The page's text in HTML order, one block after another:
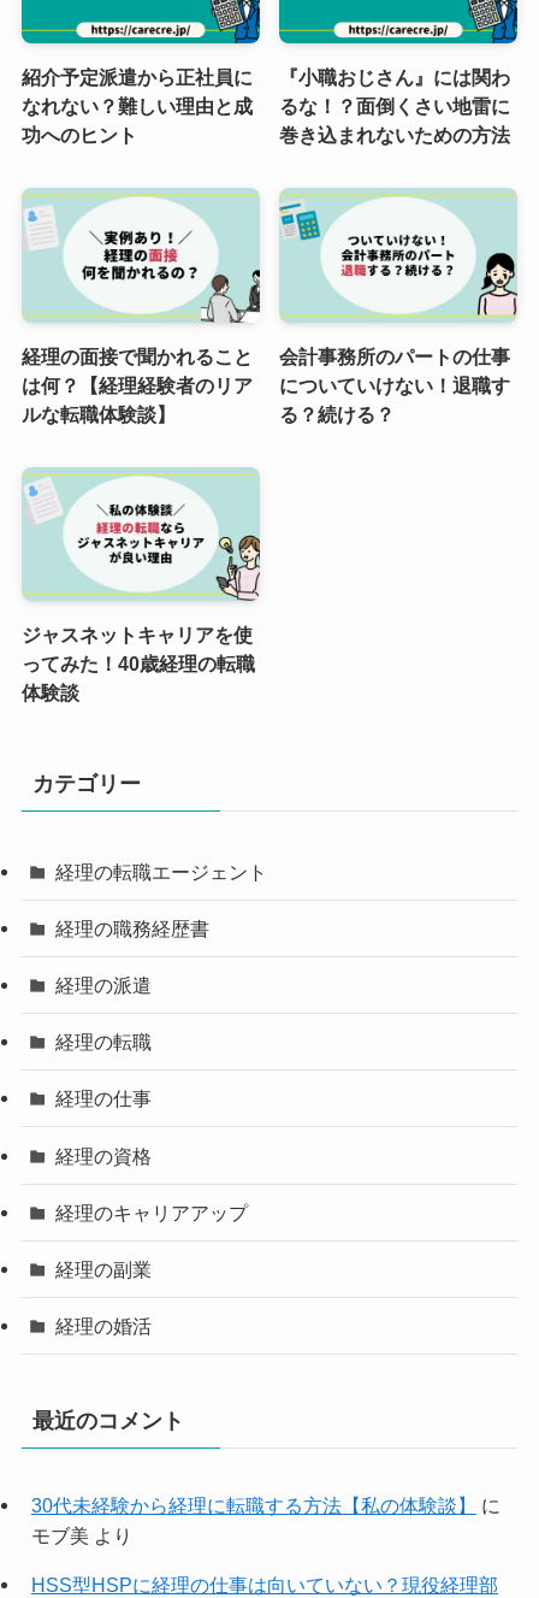
紹介予定派遣から正社員に
なれない？難しい理由と成
功へのヒント
『小職おじさん』には関わ
るな！？面倒くさい地雷に
巻き込まれないための方法
経理の面接で聞かれること
は何？【経理経験者のリア
ルな転職体験談】
会計事務所のパートの仕事
についていけない！退職す
る？続ける？
ジャスネットキャリアを使
ってみた！40歳経理の転職
体験談
カテゴリー
経理の転職エージェント
経理の職務経歴書
経理の派遣
経理の転職
経理の仕事
経理の資格
経理のキャリアアップ
経理の副業
経理の婚活
最近のコメント
30代未経験から経理に転職する方法【私の体験談】
に
モブ美 より
HSS型HSPに経理の仕事は向いていない？現役経理部